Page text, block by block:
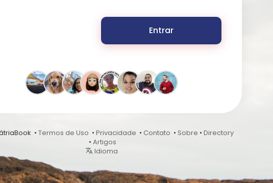
Entrar
• Termos de Uso • Privacidade • Contato • Sobre • Directory
• Artigos
Idioma